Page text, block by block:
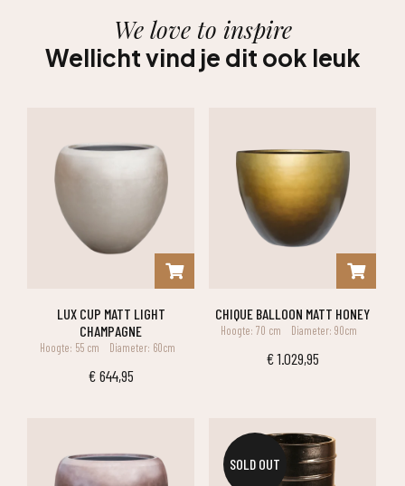
We love to inspire
Wellicht vind je dit ook leuk
LUX CUP MATT LIGHT
CHAMPAGNE
Hoogte: 55 cm Diameter: 60cm
€ 644,95
CHIQUE BALLOON MATT HONEY
Hoogte: 70 cm Diameter: 90cm
€1.029,95
SOLD OUT